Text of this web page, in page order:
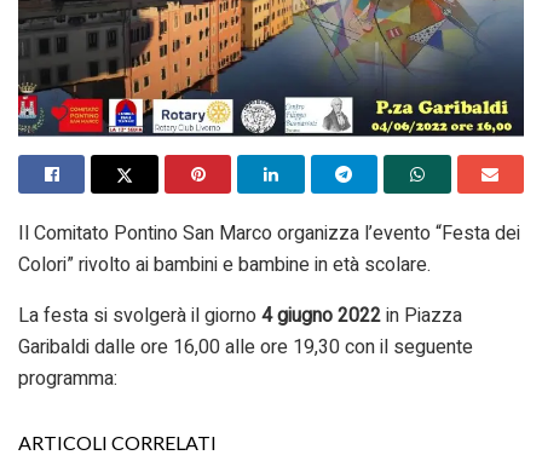
Il Comitato Pontino San Marco organizza l’evento “Festa dei
Colori” rivolto ai bambini e bambine in età scolare.
La festa si svolgerà il giorno4 giugno 2022in Piazza
Garibaldi dalle ore 16,00 alle ore 19,30 con il seguente
programma:
ARTICOLI CORRELATI